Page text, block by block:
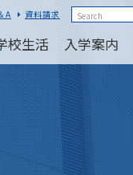
校生活 入学案内
A 資料請求